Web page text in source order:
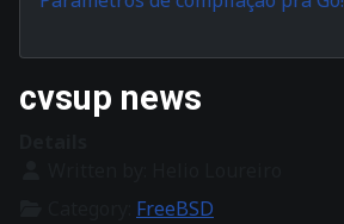
cvsup news
FreeBSD